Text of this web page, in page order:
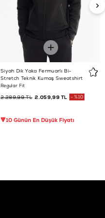
Siyah Dik Yaka Fermuarlı Bi-
Stretch Teknik Kumaş Sweatshirt
Regular Fit
2.059,99 TL
2.289,99 TL %10
🔻10 Günün En Düşük Fiyatı